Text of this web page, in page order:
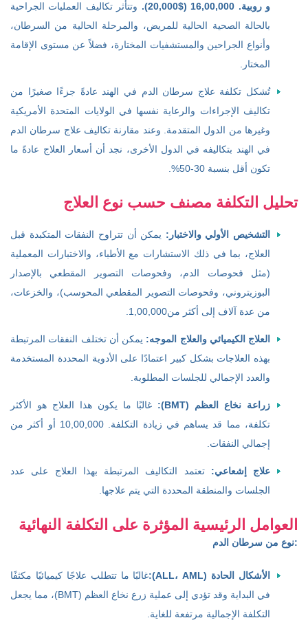
و روبية. 16,00,000 ($20,000).
وتتأثر تكاليف العمليات الجراحية
بالحالة الصحية الحالية للمريض، والمرحلة الحالية من السرطان،
وأنواع الجراحين والمستشفيات المختارة، فضلاً عن مستوى الإقامة
المختار.
تُشكل تكلفة علاج سرطان الدم في الهند عادةً جزءًا صغيرًا من
تكاليف الإجراءات والرعاية نفسها في الولايات المتحدة الأمريكية
وغيرها من الدول المتقدمة. وعند مقارنة تكاليف علاج سرطان الدم
في الهند بتكاليفه في الدول الأخرى، نجد أن أسعار العلاج عادةً ما
تكون أقل بنسبة 30-50%.
تحليل التكلفة مصنف حسب نوع العلاج
التشخيص الأولي والاختبار: يمكن أن تتراوح النفقات المتكبدة قبل
العلاج، بما في ذلك الاستشارات مع الأطباء، والاختبارات المعملية
(مثل فحوصات الدم، وفحوصات التصوير المقطعي بالإصدار
البوزيتروني، وفحوصات التصوير المقطعي المحوسب)، والخزعات،
من عدة آلاف إلى أكثر من1,00,000.
العلاج الكيميائي والعلاج الموجه: يمكن أن تختلف النفقات المرتبطة
بهذه العلاجات بشكل كبير اعتمادًا على الأدوية المحددة المستخدمة
والعدد الإجمالي للجلسات المطلوبة.
زراعة نخاع العظم (BMT):
غالبًا ما يكون هذا العلاج هو الأكثر
تكلفة، مما قد يساهم في زيادة التكلفة. 10,00,000 أو أكثر من
إجمالي النفقات.
علاج إشعاعي: تعتمد التكاليف المرتبطة بهذا العلاج على عدد
الجلسات والمنطقة المحددة التي يتم علاجها.
العوامل الرئيسية المؤثرة على التكلفة النهائية
نوع من سرطان الدم:
الأشكال الحادة (ALL، AML):
غالبًا ما تتطلب علاجًا كيميائيًا مكثفًا
في البداية وقد تؤدي إلى عملية زرع نخاع العظم (BMT)، مما يجعل
التكلفة الإجمالية مرتفعة للغاية.